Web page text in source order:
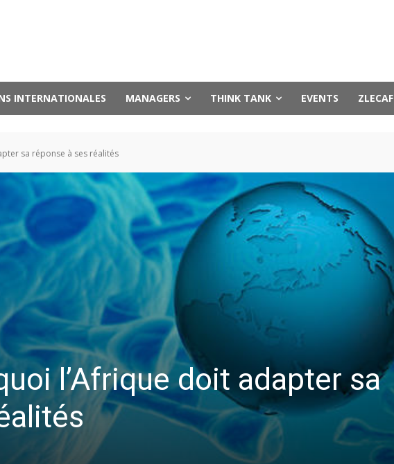
INTERNATIONALES MANAGERS THINK TANK EVENTS ZLECAF
sa réponse à ses réalités
l’Afrique doit adapter sa